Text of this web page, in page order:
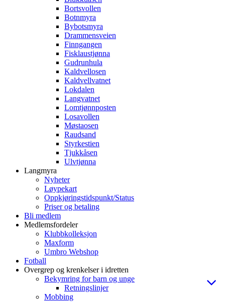
Bortsvollen
Botnmyra
Bybotsmyra
Drammensveien
Finngangen
Fisklaustjønna
Gudrunhula
Kaldvellosen
Kaldvellvatnet
Lokdalen
Langvatnet
Lomtjønnposten
Losavollen
Møstaosen
Raudsand
Styrkestien
Tjukkåsen
Ulvtjønna
Langmyra
Nyheter
Løypekart
Oppkjøringstidspunkt/Status
Priser og betaling
Bli medlem
Medlemsfordeler
Klubbkolleksjon
Maxform
Umbro Webshop
Fotball
Overgrep og krenkelser i idretten
Bekymring for barn og unge
Retningslinjer
Mobbing